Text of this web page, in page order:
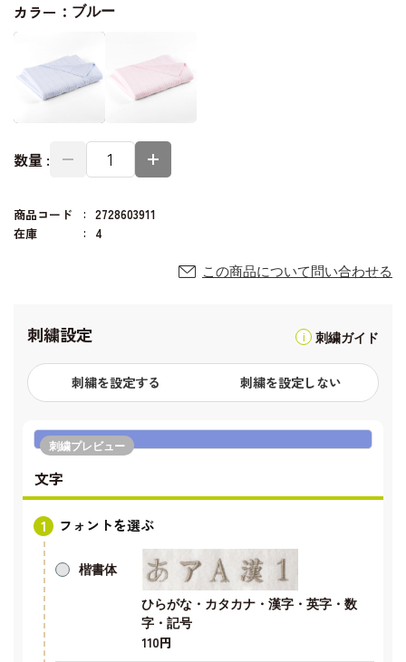
カラー： ブルー
数量 :
商品コード
2728603911
在庫
4
この商品について問い合わせる
刺繍設定 刺繍ガイド
刺繍を設定する 刺繍を設定しない
刺繍プレビュー
文字
フォントを選ぶ
楷書体
ひらがな・カタカナ・漢字・英字・数
字・記号
110円